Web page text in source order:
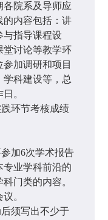
各院系及导师应
的内容包括：讲
与指导课程设
堂讨论等教学环
加调研和项目
学科建设等，总
。
环节考核成绩
加6次学术报告
专业学科前沿的
门类的内容。
。
须写出不少于